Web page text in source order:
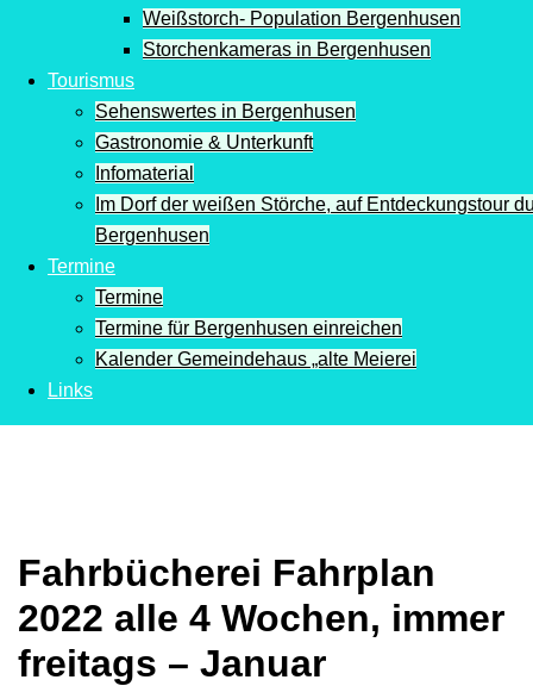
Weißstorch- Population Bergenhusen
Storchenkameras in Bergenhusen
Tourismus
Sehenswertes in Bergenhusen
Gastronomie & Unterkunft
Infomaterial
Im Dorf der weißen Störche, auf Entdeckungstour
Bergenhusen
Termine
Termine
Termine für Bergenhusen einreichen
Kalender Gemeindehaus „alte Meierei
Links
Fahrbücherei Fahrplan
2022 alle 4 Wochen, immer
freitags – Januar